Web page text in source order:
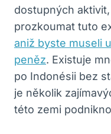
dostupných
prozkoumat tuto
aniž byste museli
peněz. Existuje
po Indonésii bez
je několik
této zemi